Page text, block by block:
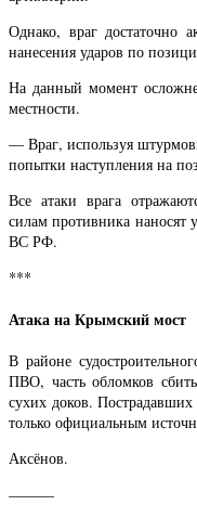
Однако, враг
нанесения ударов по
На данный момент
местности.
— Враг, используя
попытки наступления на
Все атаки врага
силам противника наносят
ВС РФ.
***
Атака на Крымский мост
В районе
ПВО, часть обломков
сухих доков.
только официальным
Аксёнов.
———